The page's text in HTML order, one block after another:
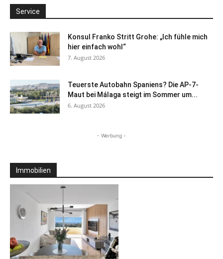
Service
Konsul Franko Stritt Grohe: „Ich fühle mich
hier einfach wohl“
7. August 2026
Teuerste Autobahn Spaniens? Die AP-7-
Maut bei Málaga steigt im Sommer um...
6. August 2026
- Werbung -
Immobilien